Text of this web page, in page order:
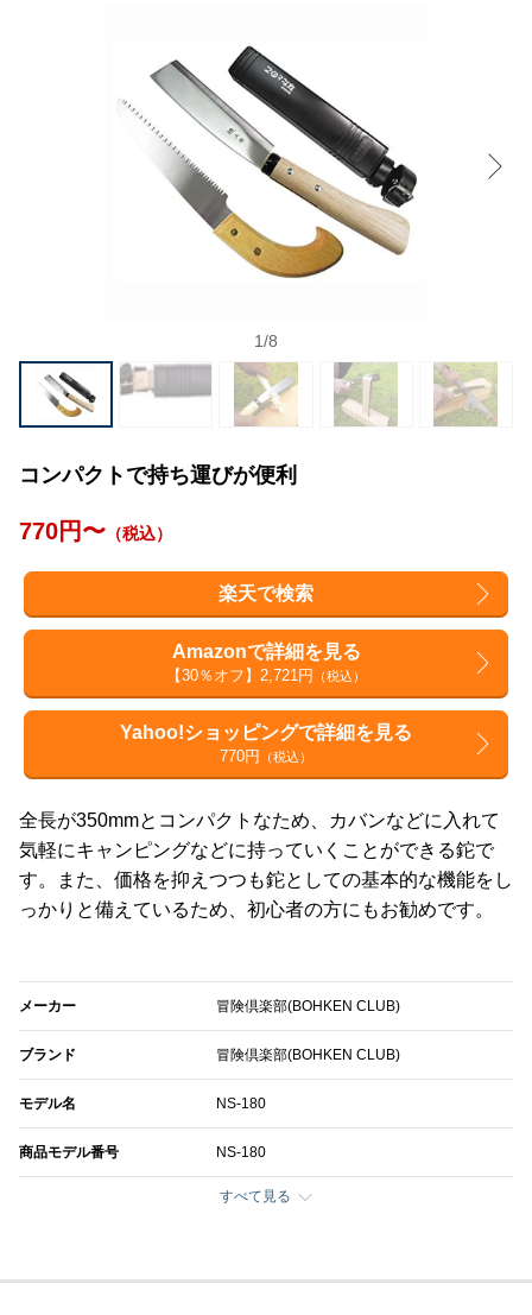
1/8
コンパクトで持ち運びが便利
770円〜 （税込）
楽天で検索
Amazonで詳細を見る
【30％オフ】2,721円 （税込）
Yahoo!ショッピングで詳細を見る
770円 （税込）
全長が350mmとコンパクトなため、カバンなどに入れて
気軽にキャンピングなどに持っていくことができる鉈で
す。また、価格を抑えつつも鉈としての基本的な機能をし
っかりと備えているため、初心者の方にもお勧めです。
メーカー 冒険倶楽部(BOHKEN CLUB)
ブランド 冒険倶楽部(BOHKEN CLUB)
モデル名 NS-180
商品モデル番号 NS-180
すべて見る